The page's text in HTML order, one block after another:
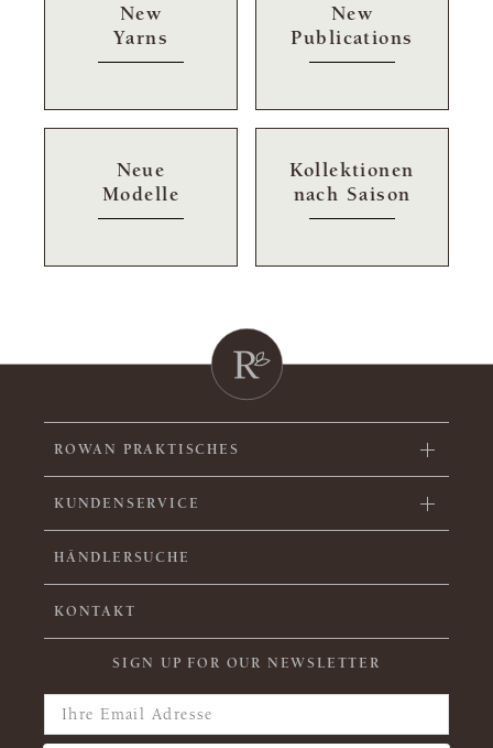
New
Yarns
New
Publications
Neue
Modelle
Kollektionen
nach Saison
ROWAN PRAKTISCHES
KUNDENSERVICE
HÄNDLERSUCHE
KONTAKT
SIGN UP FOR OUR NEWSLETTER